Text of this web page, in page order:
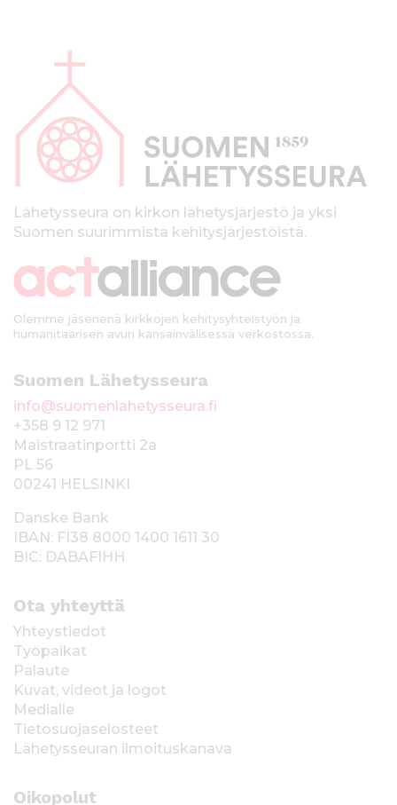
p
kLähetysseura on kirkon lähetysjärjestö ja yksi
Suomen suurimmista kehitysjärjestöistä.
Olemme jäsenenä kirkkojen kehitysyhteistyön ja
humanitaarisen avun kansainvälisessä verkostossa.
Suomen Lähetysseura
info@suomenlahetysseura.fi
+358 9 12 971
Maistraatinportti 2a
PL 56
00241 HELSINKI
Danske Bank
IBAN: FI38 8000 1400 1611 30
BIC: DABAFIHH
Ota yhteyttä
Yhteystiedot
Työpaikat
Palaute
Kuvat, videot ja logot
Medialle
Tietosuojaselosteet
Lähetysseuran ilmoituskanava
Oikopolut